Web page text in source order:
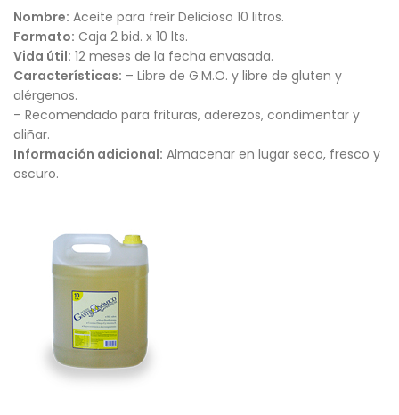
Nombre: Aceite para freír Delicioso 10 litros.
Formato: Caja 2 bid. x 10 lts.
Vida útil: 12 meses de la fecha envasada.
Características: – Libre de G.M.O. y libre de gluten y
alérgenos.
– Recomendado para frituras, aderezos, condimentar y
aliñar.
Información adicional: Almacenar en lugar seco, fresco y
oscuro.